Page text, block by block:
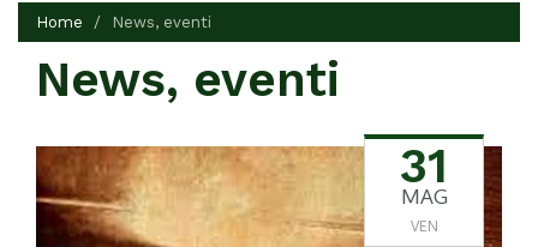
Home News, eventi
News, eventi
31
MAG
VEN